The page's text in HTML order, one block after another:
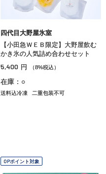
四代目大野屋氷室
【小田急ＷＥＢ限定】大野屋飲む
かき氷の人気詰め合わせセット
5,400 円 （8%税込）
在庫：○
送料込冷凍 二重包装不可
OPポイント対象